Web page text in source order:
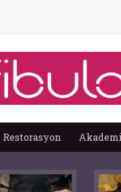
Restorasyon